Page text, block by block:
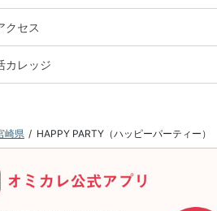
クセス
カレッジ
崎県 HAPPY PARTY（ハッピーパーティー）